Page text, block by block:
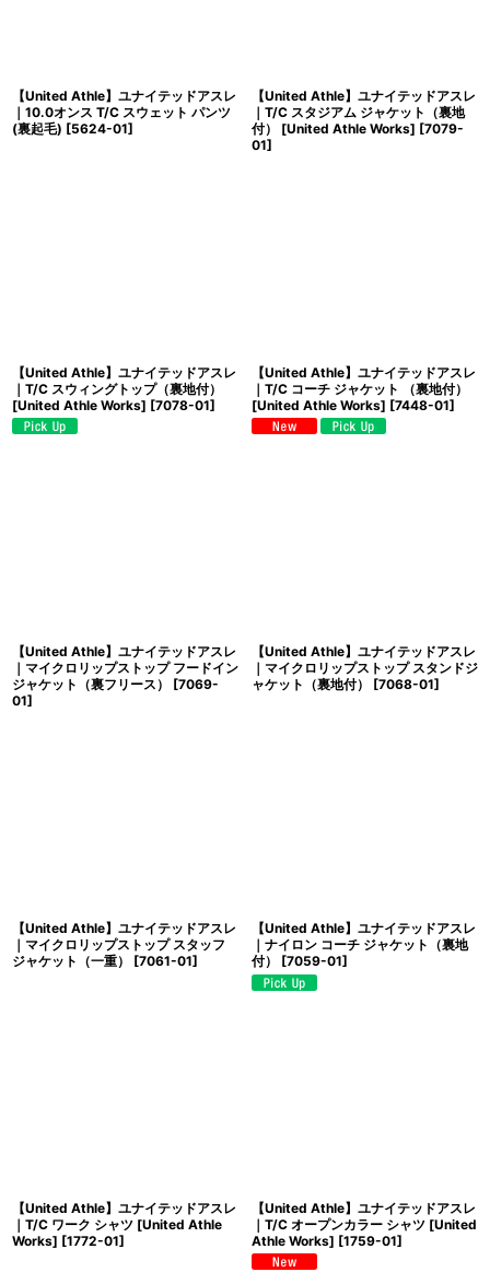
【United Athle】ユナイテッドアスレ
｜10.0オンス T/C スウェット パンツ
(裏起毛) [5624-01]
【United Athle】ユナイテッドアスレ
｜T/C スタジアム ジャケット（裏地
付） [United Athle Works] [7079-
01]
【United Athle】ユナイテッドアスレ
｜T/C スウィングトップ（裏地付）
[United Athle Works] [7078-01]
【United Athle】ユナイテッドアスレ
｜T/C コーチ ジャケット （裏地付）
[United Athle Works] [7448-01]
【United Athle】ユナイテッドアスレ
｜マイクロリップストップ フードイン
ジャケット（裏フリース）
[7069-
01]
【United Athle】ユナイテッドアスレ
｜マイクロリップストップ スタンドジ
ャケット（裏地付）
[7068-01]
【United Athle】ユナイテッドアスレ
｜マイクロリップストップ スタッフ
ジャケット（一重）
[7061-01]
【United Athle】ユナイテッドアスレ
｜ナイロン コーチ ジャケット（裏地
付）
[7059-01]
【United Athle】ユナイテッドアスレ
｜T/C ワーク シャツ [United Athle
Works] [1772-01]
【United Athle】ユナイテッドアスレ
｜T/C オープンカラー シャツ [United
Athle Works] [1759-01]